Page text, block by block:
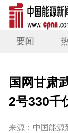
要闻
国网甘肃
2号330千
来源：中国能源